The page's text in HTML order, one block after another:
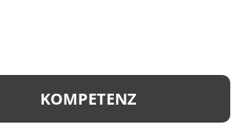
KOMPETENZ